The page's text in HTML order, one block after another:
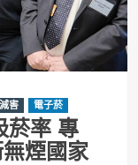
害 電子菸
菸率 專
煙國家